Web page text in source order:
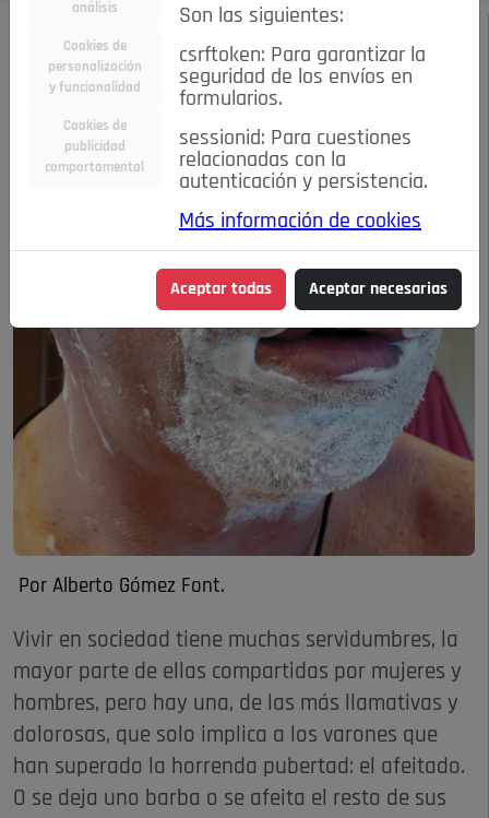
FEBRERO DE 2023
HAY QUE AFEITARSE
10-02-2023 10:20 a.m.
Por Alberto Gómez Font.
Vivir en sociedad tiene muchas servidumbres, la
mayor parte de ellas compartidas por mujeres y
hombres, pero hay una, de las más llamativas y
dolorosas, que solo implica a los varones que
han superado la horrenda pubertad: el afeitado.
O se deja uno barba o se afeita el resto de sus
análisis
Cookies de
personalización
y funcionalidad
Cookies de
publicidad
comportamental
Son las siguientes:
csrftoken: Para garantizar la
seguridad de los envíos en
formularios.
sessionid: Para cuestiones
relacionadas con la
autenticación y persistencia.
Más información de cookies
Aceptar todas Aceptar necesarias